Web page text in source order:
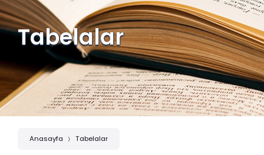
Tabelalar
Anasayfa Tabelalar